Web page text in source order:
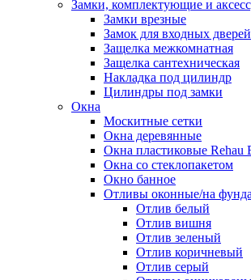
Замки, комплектующие и
Замки врезные
Замок для входных дверей
Защелка межкомнатная
Защелка сантехническая
Накладка под цилиндр
Цилиндры под замки
Окна
Москитные сетки
Окна деревянные
Окна пластиковые Rehau
Окна со стеклопакетом
Окно банное
Отливы оконные/на
Отлив белый
Отлив вишня
Отлив зеленый
Отлив коричневый
Отлив серый